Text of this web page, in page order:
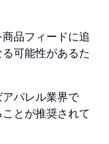
品フィードに追
可能性があるた
パレル業界で
とが推奨されて